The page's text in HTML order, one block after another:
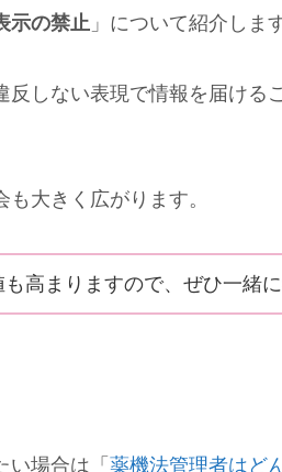
示の禁止 」について紹介します
しない表現で情報を届ける
大きく広がります。
高まりますので、ぜひ一緒
い場合は「 薬機法管理者はど